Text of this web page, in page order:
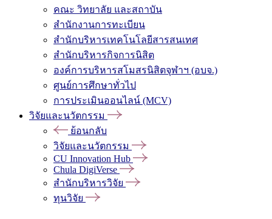
คณะ วิทยาลัย และสถาบัน
สำนักงานการทะเบียน
สำนักบริหารเทคโนโลยีสารสนเทศ
สำนักบริหารกิจการนิสิต
องค์การบริหารสโมสรนิสิตจุฬาฯ (อบจ.)
ศูนย์การศึกษาทั่วไป
การประเมินออนไลน์ (MCV)
วิจัยและนวัตกรรม
ย้อนกลับ
วิจัยและนวัตกรรม
CU Innovation Hub
Chula DigiVerse
สำนักบริหารวิจัย
ทุนวิจัย